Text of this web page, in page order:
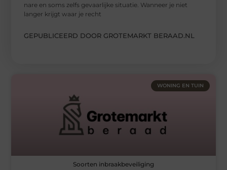
nare en soms zelfs gevaarlijke situatie. Wanneer je niet
langer krijgt waar je recht
GEPUBLICEERD DOOR GROTEMARKT BERAAD.NL
WONING EN TUIN
Soorten inbraakbeveiliging